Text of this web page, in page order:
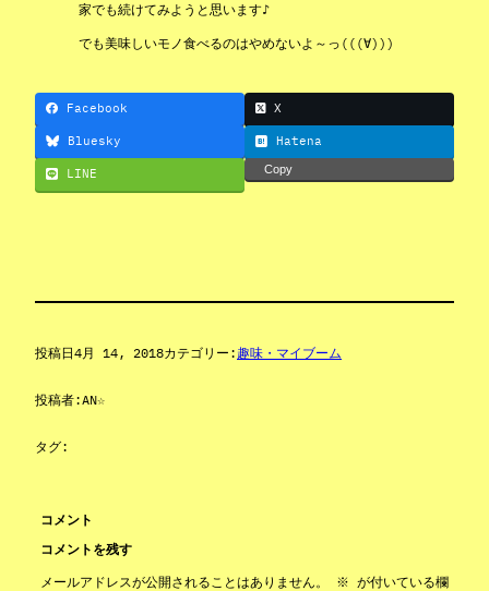
家でも続けてみようと思います♪
でも美味しいモノ食べるのはやめないよ～っ(((∀)))
Facebook X
Bluesky Hatena
LINE Copy
投稿日4月 14, 2018カテゴリー: 趣味・マイブーム
投稿者:AN☆
タグ:
コメント
コメントを残す
メールアドレスが公開されることはありません。
※ が付いている欄